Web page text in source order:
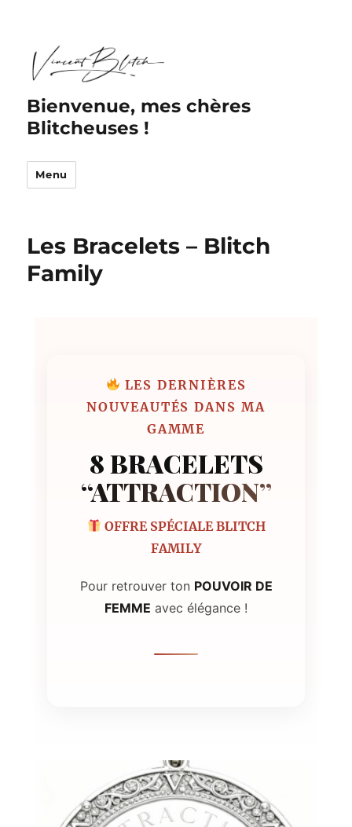
Bienvenue, mes chères
Blitcheuses !
Menu
Les Bracelets – Blitch
Family
LES DERNIÈRES
NOUVEAUTÉS DANS MA
GAMME
8 BRACELETS
“ATTRACTION”
OFFRE SPÉCIALE BLITCH
FAMILY
Pour retrouver ton POUVOIR DE
FEMME avec élégance !